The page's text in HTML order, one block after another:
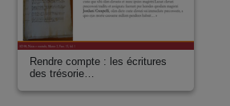
Rendre compte : les écritures
des trésorie…